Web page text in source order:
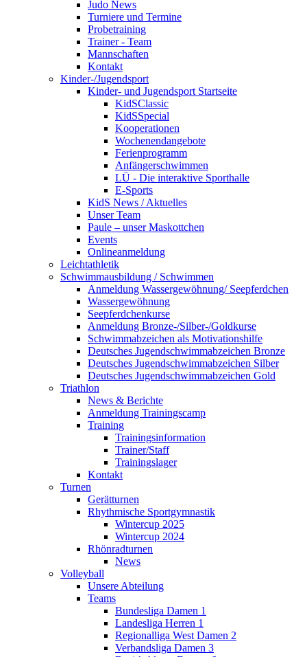
Judo News
Turniere und Termine
Probetraining
Trainer - Team
Mannschaften
Kontakt
Kinder-/Jugendsport
Kinder- und Jugendsport Startseite
KidSClassic
KidSSpecial
Kooperationen
Wochenendangebote
Ferienprogramm
Anfängerschwimmen
LÜ - Die interaktive Sporthalle
E-Sports
KidS News / Aktuelles
Unser Team
Paule – unser Maskottchen
Events
Onlineanmeldung
Leichtathletik
Schwimmausbildung / Schwimmen
Anmeldung Wassergewöhnung/ Seepferdchen
Wassergewöhnung
Seepferdchenkurse
Anmeldung Bronze-/Silber-/Goldkurse
Schwimmabzeichen als Motivationshilfe
Deutsches Jugendschwimmabzeichen Bronze
Deutsches Jugendschwimmabzeichen Silber
Deutsches Jugendschwimmabzeichen Gold
Triathlon
News & Berichte
Anmeldung Trainingscamp
Training
Trainingsinformation
Trainer/Staff
Trainingslager
Kontakt
Turnen
Gerätturnen
Rhythmische Sportgymnastik
Wintercup 2025
Wintercup 2024
Rhönradturnen
News
Volleyball
Unsere Abteilung
Teams
Bundesliga Damen 1
Landesliga Herren 1
Regionalliga West Damen 2
Verbandsliga Damen 3